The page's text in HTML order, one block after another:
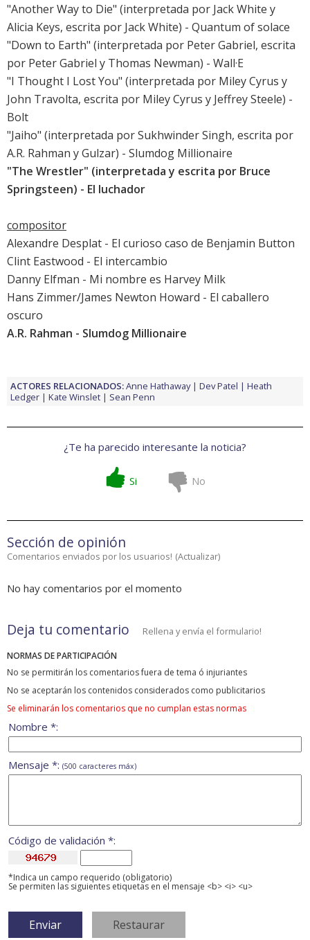
"Another Way to Die" (interpretada por Jack White y
Alicia Keys, escrita por Jack White) - Quantum of solace
"Down to Earth" (interpretada por Peter Gabriel, escrita
por Peter Gabriel y Thomas Newman) - Wall·E
"I Thought I Lost You" (interpretada por Miley Cyrus y
John Travolta, escrita por Miley Cyrus y Jeffrey Steele) -
Bolt
"Jaiho" (interpretada por Sukhwinder Singh, escrita por
A.R. Rahman y Gulzar) - Slumdog Millionaire
"The Wrestler" (interpretada y escrita por Bruce
Springsteen) - El luchador
compositor
Alexandre Desplat - El curioso caso de Benjamin Button
Clint Eastwood - El intercambio
Danny Elfman - Mi nombre es Harvey Milk
Hans Zimmer/James Newton Howard - El caballero
oscuro
A.R. Rahman - Slumdog Millionaire
ACTORES RELACIONADOS:Anne Hathaway Dev Patel
Heath
Ledger
Kate Winslet Sean Penn
¿Te ha parecido interesante la noticia?
Si No
Sección de opinión
Comentarios enviados por los usuarios! (Actualizar)
No hay comentarios por el momento
Deja tu comentario Rellena y envía el formulario!
NORMAS DE PARTICIPACIÓN
No se permitirán los comentarios fuera de tema ó injuriantes
No se aceptarán los contenidos considerados como publicitarios
Se eliminarán los comentarios que no cumplan estas normas
Nombre *:
Mensaje *: (500 caracteres máx)
Código de validación *:
*Indica un campo requerido (obligatorio)
Se permiten las siguientes etiquetas en el mensaje <b> <i> <u>